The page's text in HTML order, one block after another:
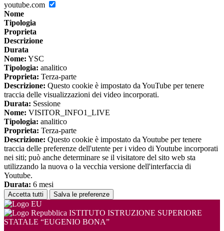
youtube.com
Nome
Tipologia
Proprieta
Descrizione
Durata
Nome: YSC
Tipologia: analitico
Proprieta: Terza-parte
Descrizione: Questo cookie è impostato da YouTube per tenere
traccia delle visualizzazioni dei video incorporati.
Durata: Sessione
Nome: VISITOR_INFO1_LIVE
Tipologia: analitico
Proprieta: Terza-parte
Descrizione: Questo cookie è impostato da Youtube per tenere
traccia delle preferenze dell'utente per i video di Youtube incorporati
nei siti; può anche determinare se il visitatore del sito web sta
utilizzando la nuova o la vecchia versione dell'interfaccia di
Youtube.
Durata: 6 mesi
Accetta tutti Salva le preferenze
ISTITUTO ISTRUZIONE SUPERIORE
STATALE “EUGENIO BONA”